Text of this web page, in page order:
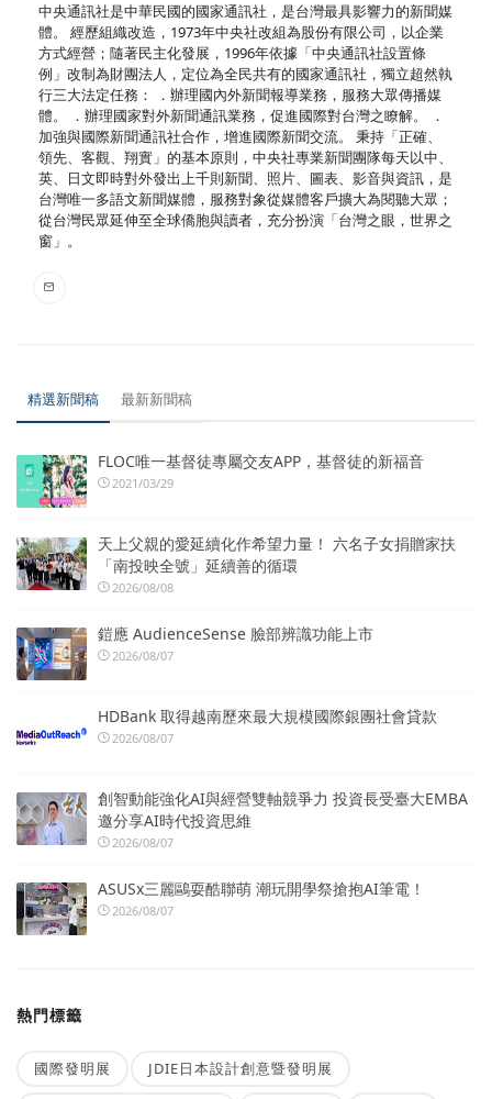
中央通訊社是中華民國的國家通訊社，是台灣最具影響力的新聞媒
體。 經歷組織改造，1973年中央社改組為股份有限公司，以企業
方式經營；隨著民主化發展，1996年依據「中央通訊社設置條
例」改制為財團法人，定位為全民共有的國家通訊社，獨立超然執
行三大法定任務： ．辦理國內外新聞報導業務，服務大眾傳播媒
體。 ．辦理國家對外新聞通訊業務，促進國際對台灣之瞭解。 ．
加強與國際新聞通訊社合作，增進國際新聞交流。 秉持「正確、
領先、客觀、翔實」的基本原則，中央社專業新聞團隊每天以中、
英、日文即時對外發出上千則新聞、照片、圖表、影音與資訊，是
台灣唯一多語文新聞媒體，服務對象從媒體客戶擴大為閱聽大眾；
從台灣民眾延伸至全球僑胞與讀者，充分扮演「台灣之眼，世界之
窗」。
精選新聞稿 最新新聞稿
FLOC唯一基督徒專屬交友APP，基督徒的新福音
2021/03/29
天上父親的愛延續化作希望力量！ 六名子女捐贈家扶
「南投映全號」延續善的循環
2026/08/08
鎧應 AudienceSense 臉部辨識功能上市
2026/08/07
HDBank 取得越南歷來最大規模國際銀團社會貸款
2026/08/07
創智動能強化AI與經營雙軸競爭力 投資長受臺大EMBA
邀分享AI時代投資思維
2026/08/07
ASUSx三麗鷗耍酷聯萌 潮玩開學祭搶抱AI筆電！
2026/08/07
熱門標籤
國際發明展 JDIE日本設計創意暨發明展